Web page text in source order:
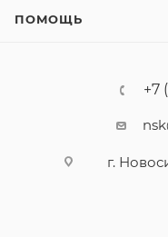
ПОМОЩЬ
+7
г.